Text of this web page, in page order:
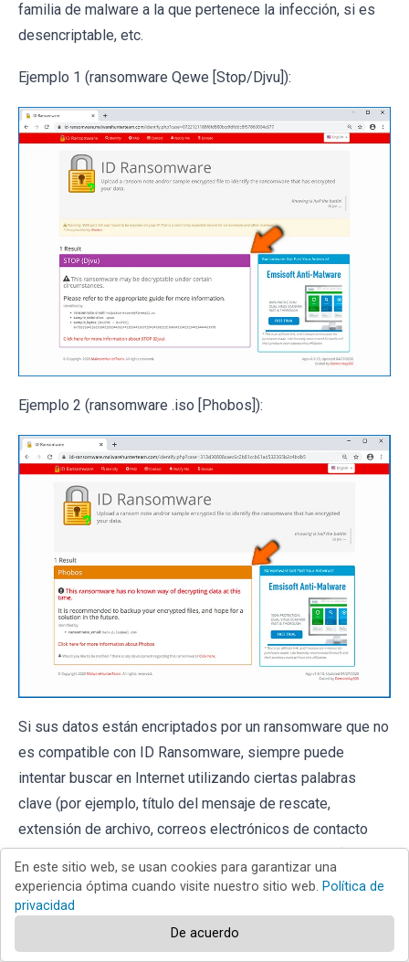
familia de malware a la que pertenece la infección, si es
desencriptable, etc.
Ejemplo 1 (ransomware Qewe [Stop/Djvu]):
Ejemplo 2 (ransomware .iso [Phobos]):
Si sus datos están encriptados por un ransomware que no
es compatible con ID Ransomware, siempre puede
intentar buscar en Internet utilizando ciertas palabras
clave (por ejemplo, título del mensaje de rescate,
extensión de archivo, correos electrónicos de contacto
Búsqueda de herramientas de
desencriptado de ransomware:
En este sitio web, se usan cookies para garantizar una
experiencia óptima cuando visite nuestro sitio web. Política de
privacidad
De acuerdo